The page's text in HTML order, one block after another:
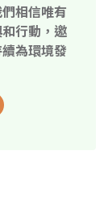
相信唯有
行動，邀
為環境發